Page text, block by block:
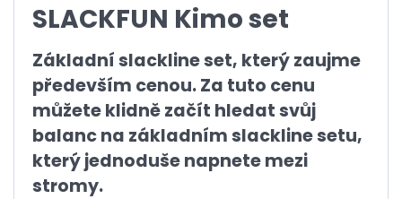
SLACKFUN Kimo set
Základní slackline set, který zaujme
především cenou. Za tuto cenu
můžete klidně začít hledat svůj
balanc na základním slackline setu,
který jednoduše napnete mezi
stromy.